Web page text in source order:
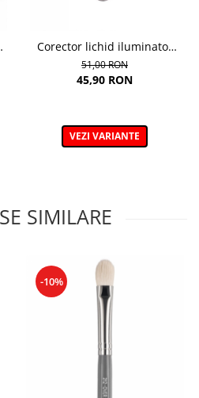
Corector lichid iluminator
Clair Brightening 01
Porcelain - 6ml
51,00 RON
45,90 RON
VEZI VARIANTE
SIMILARE
-10%